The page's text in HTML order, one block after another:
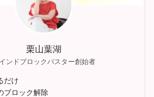
栗山葉湖
ンドブロックバスター創始者
だけ
ブロック解除